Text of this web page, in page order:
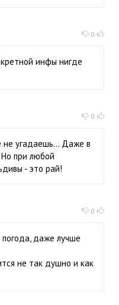
0
инфы нигде
0
не угадаешь... Даже в
при любой
- это рай!
0
даже лучше
не так душно и как